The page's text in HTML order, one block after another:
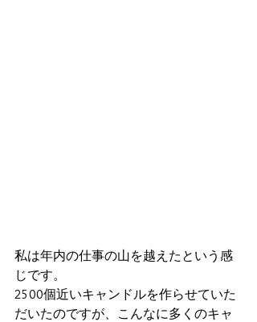
私は年内の仕事の山を越えたという感
じです。
2500個近いキャンドルを作らせていた
だいたのですが、こんなに多くのキャ